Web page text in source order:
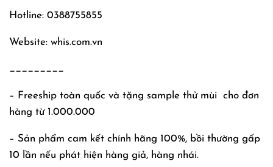
Hotline: 0388755855
Website: whis.com.vn
_________
– Freeship toàn quốc và tặng sample thử mùi
cho đơn
hàng từ 1.000.000
– Sản phẩm cam kết chính hãng 100%, bồi thường gấp
10 lần nếu phát hiện hàng giả, hàng nhái.